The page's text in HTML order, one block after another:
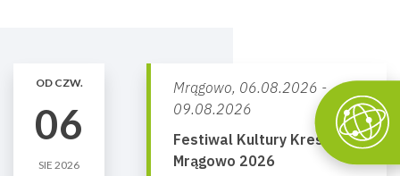
OD CZW.
06
SIE 2026
Mrągowo, 06.08.2026 -
09.08.2026
Festiwal Kultury Kresowej
Mrągowo 2026